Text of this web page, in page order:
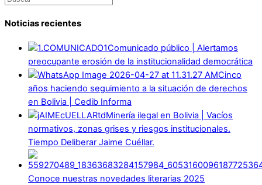
Noticias recientes
Comunicado público | Alertamos
preocupante erosión de la institucionalidad democrática
Cinco
años haciendo seguimiento a la situación de derechos
en Bolivia | Cedib Informa
Minería ilegal en Bolivia | Vacíos
normativos, zonas grises y riesgos institucionales.
Tiempo Deliberar Jaime Cuéllar.
Conoce nuestras novedades literarias 2025